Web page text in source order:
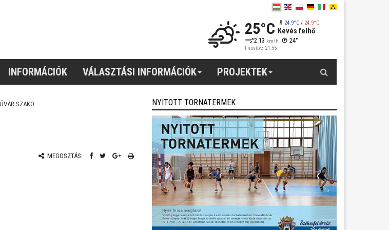
25°C 24.9°C/ 24.9°C
Kevés felhő
2.13 km/h 24°
Frissítve: 21:55
INFORMÁCIÓK VÁLASZTÁSI INFORMÁCIÓK PROJEKTEK
SZAKO.
MEGOSZTÁS:
NYITOTT TORNATERMEK